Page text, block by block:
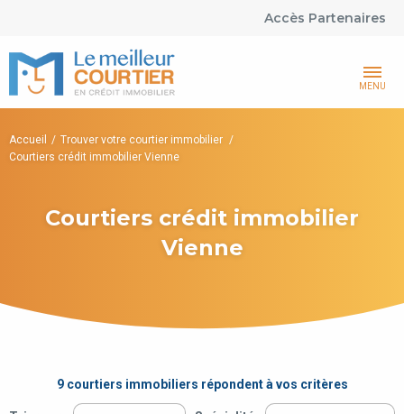
Accès Partenaires
MENU
Accueil
Trouver votre courtier immobilier
Courtiers crédit immobilier Vienne
Courtiers crédit immobilier
Vienne
9 courtiers immobiliers répondent à vos critères